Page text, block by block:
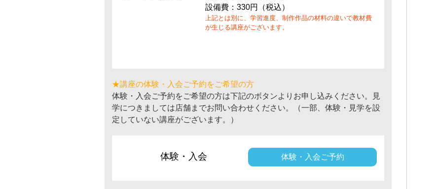
設備費：330円（税込）
上記とは別に、学習進度、制作作品の材料の違いで教材費
が生じる講座がございます。
★講座の体験・入会ご予約をご希望の方
体験・入会ご予約をご希望の方は下記のボタンよりお申し込みください。見
学につきましては店舗までお問い合わせください。（一部、体験・見学を設
定していない講座がございます。）
体験・入会 体験・入会ご予約